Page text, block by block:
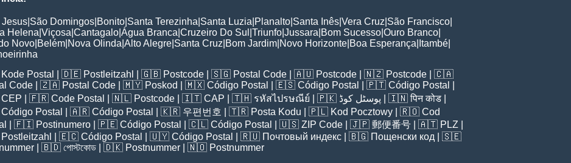
Jesus São Domingos Bonito Santa Terezinha Santa Luzia Planalto Santa Inês Vera Cruz São Francisco
Helena Viçosa Cantagalo Água Branca Cruzeiro Do Sul Triunfo Jussara Bom Sucesso Ouro Branco
Novo Belém Nova Olinda Alto Alegre Santa Cruz Bom Jardim Novo Horizonte Boa Esperança Itambé
Kode Postal | 🇩🇪 Postleitzahl | 🇬🇧 Postcode | 🇸🇬 Postal Code | 🇦🇺 Postcode | 🇳🇿 Postcode | 🇨🇦
Code | 🇿🇦 Postal Code | 🇲🇾 Poskod | 🇲🇽 Código Postal | 🇪🇸 Código Postal | 🇵🇹 Código Postal
CEP | 🇫🇷 Code Postal | 🇳🇱 Postcode | 🇮🇹 CAP | 🇹🇭 รหัสไปรษณีย์ | 🇵🇰 پوسٹل کوڈ | 🇮🇳पिन कोड
Código Postal | 🇦🇷 Código Postal | 🇰🇷 우편번호 | 🇹🇷 Posta Kodu | 🇵🇱 Kod Pocztowy | 🇷🇴 Cod
| 🇫🇮 Postinumero | 🇵🇪 Código Postal | 🇨🇱 Código Postal | 🇺🇸 ZIP Code | 🇯🇵 郵便番号 | 🇦🇹 PLZ
Postleitzahl | 🇪🇨 Código Postal | 🇺🇾 Código Postal | 🇷🇺 Почтовый индекс | 🇧🇬 Пощенски код | 🇸🇪
| 🇧🇩 পোস্টকোড | 🇩🇰 Postnummer | 🇳🇴 Postnummer